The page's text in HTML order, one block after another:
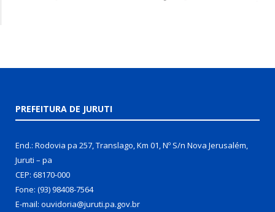
PREFEITURA DE JURUTI
End.: Rodovia pa 257, Translago, Km 01, Nº S/n Nova Jerusalém,
Juruti – pa
CEP: 68170-000
Fone: (93) 98408-7564
E-mail: ouvidoria@juruti.pa.gov.br